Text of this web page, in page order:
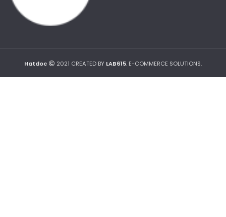
Hatdoc 2021 CREATED BY LAB615. E-COMMERCE SOLUTIONS.